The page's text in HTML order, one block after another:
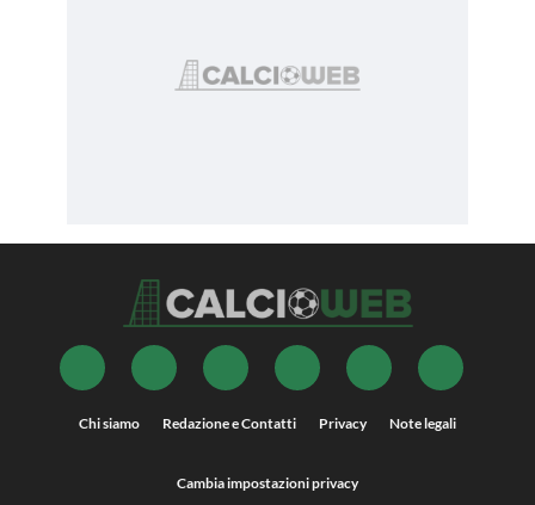
Chi siamo Redazione e Contatti Privacy Note legali
Cambia impostazioni privacy